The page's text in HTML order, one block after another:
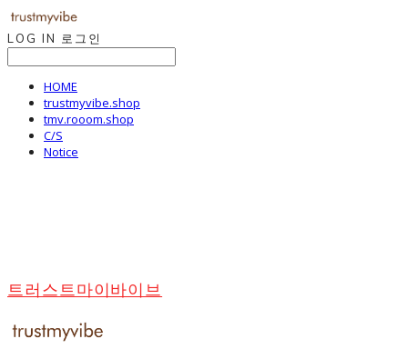
LOG IN 로그인
HOME
trustmyvibe.shop
tmv.rooom.shop
C/S
Notice
트러스트마이바이브